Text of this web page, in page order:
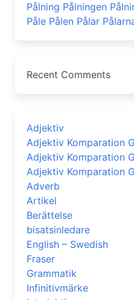
Pålning Pålningen
Påle Pålen Pålar
Recent Comments
Adjektiv
Adjektiv Komparation
Adjektiv Komparation
Adjektiv Komparation
Adverb
Artikel
Berättelse
bisatsinledare
English – Swedish
Fraser
Grammatik
Infinitivmärke